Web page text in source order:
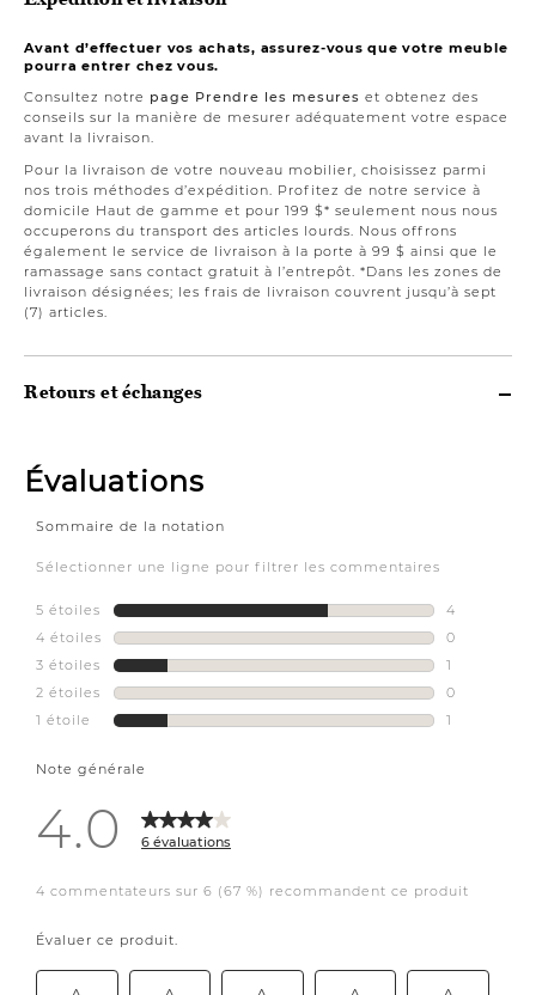
Avant d’effectuer vos achats, assurez-vous que votre meuble
pourra entrer chez vous.
Consultez notre page Prendre les mesures et obtenez des
conseils sur la manière de mesurer adéquatement votre espace
avant la livraison.
Pour la livraison de votre nouveau mobilier, choisissez parmi
nos trois méthodes d’expédition. Profitez de notre service à
domicile Haut de gamme et pour 199 $* seulement nous nous
occuperons du transport des articles lourds. Nous offrons
également le service de livraison à la porte à 99 $ ainsi que le
ramassage sans contact gratuit à l’entrepôt. *Dans les zones de
livraison désignées; les frais de livraison couvrent jusqu’à sept
(7) articles.
Retours et échanges